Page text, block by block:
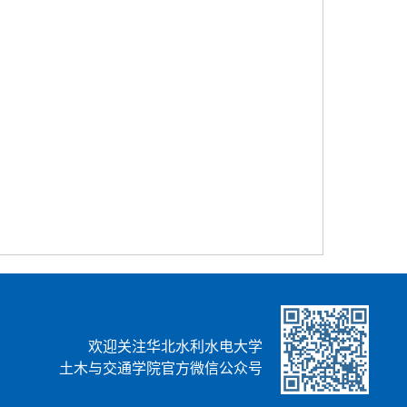
欢迎关注华北水利水电大学
土木与交通学院官方微信公众号